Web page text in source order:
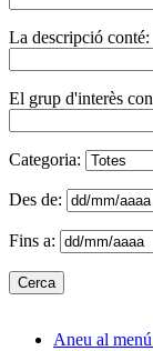
La descripció conté:
El grup d'interès
Categoria:
Des de:
Fins a:
Aneu al